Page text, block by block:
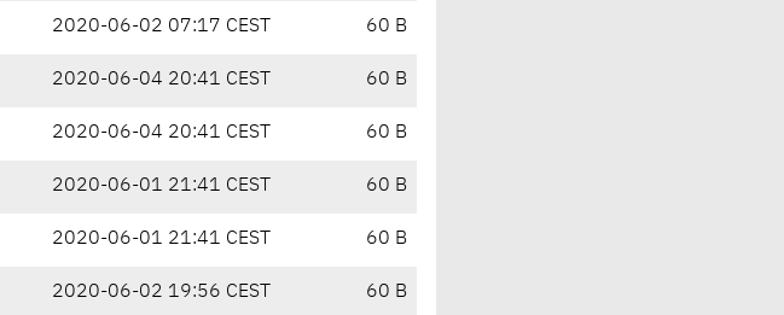
2020-06-02 07:17 CEST 60 B
2020-06-04 20:41 CEST 60 B
2020-06-04 20:41 CEST 60 B
2020-06-01 21:41 CEST 60 B
2020-06-01 21:41 CEST 60 B
2020-06-02 19:56 CEST 60 B